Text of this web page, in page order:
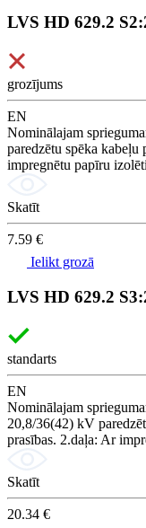
LVS HD 629.2
grozījums
EN
Nominālajam
paredzētu spēka kabeļu
impregnētu papīru
Skatīt
7.59 €
Ielikt grozā
LVS HD 629.2
standarts
EN
Nominālajam
20,8/36(42) kV
prasības. 2.daļa: Ar
Skatīt
20.34 €